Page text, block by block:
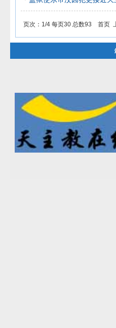
页次：1/4 每页30 总数93 首页